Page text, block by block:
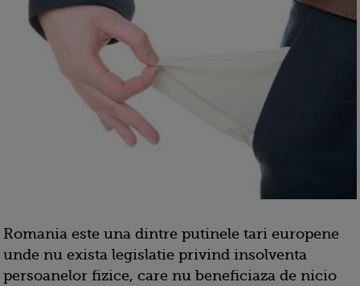
Romania este una dintre putinele tari europene
unde nu exista legislatie privind insolventa
persoanelor fizice, care nu beneficiaza de nicio